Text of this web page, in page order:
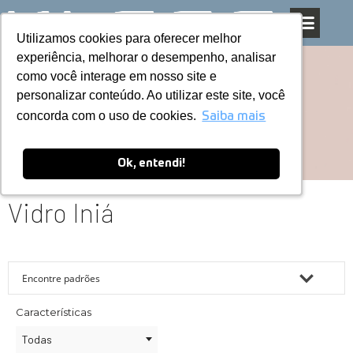
Utilizamos cookies para oferecer melhor
experiência, melhorar o desempenho, analisar
como você interage em nosso site e
personalizar conteúdo. Ao utilizar este site, você
concorda com o uso de cookies. Saiba mais
Ok, entendi!
Utilizamos cookies para oferecer melhor
experiência, melhorar o desempenho, analisar
como você interage em nosso site e
personalizar conteúdo. Ao utilizar este site, você
concorda com o uso de cookies. Saiba mais
Ok, entendi!
Pular
para
o
conteúdo
Vidro Iniá
Características
Todas